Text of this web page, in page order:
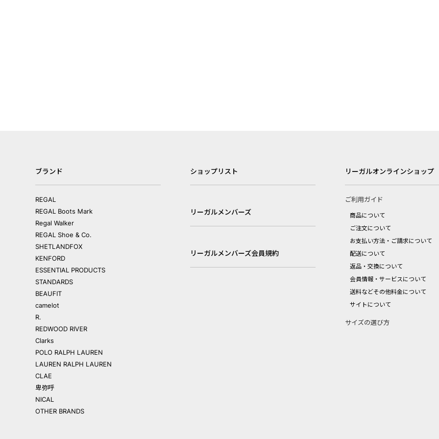
ブランド
REGAL
REGAL Boots Mark
Regal Walker
REGAL Shoe & Co.
SHETLANDFOX
KENFORD
ESSENTIAL PRODUCTS
STANDARDS
BEAUFIT
camelot
R.
REDWOOD RIVER
Clarks
POLO RALPH LAUREN
LAUREN RALPH LAUREN
CLAE
卑弥呼
NICAL
OTHER BRANDS
ショップリスト
リーガルメンバーズ
リーガルメンバーズ会員規約
リーガルオンラインショップ
ご利用ガイド
商品について
ご注文について
お支払い方法・ご請求について
配送について
返品・交換について
会員情報・サービスについて
送料などその他料金について
サイトについて
サイズの選び方